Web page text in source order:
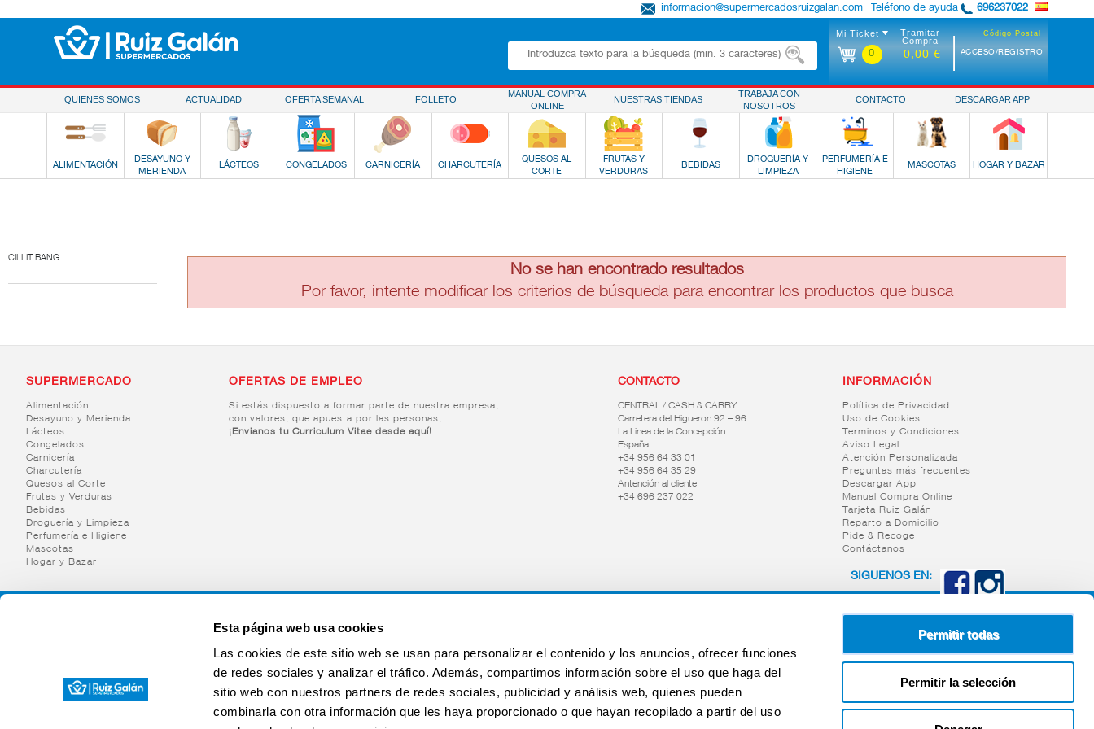
Esta página web usa cookies
Las cookies de este sitio web se usan para personalizar el contenido y los anuncios, ofrecer funciones
de redes sociales y analizar el tráfico. Además, compartimos información sobre el uso que haga del
sitio web con nuestros partners de redes sociales, publicidad y análisis web, quienes pueden
combinarla con otra información que les haya proporcionado o que hayan recopilado a partir del uso
Permitir todas
Permitir la selección
Teléfono de ayuda 696237022
informacion@supermercadosruizgalan.com
Código Postal
ACCESO/REGISTRO
Mi Ticket
0
Tramitar
Compra
0,00 €
QUIENES SOMOS ACTUALIDAD OFERTA SEMANAL FOLLETO
MANUAL COMPRA
ONLINE
NUESTRAS TIENDAS
TRABAJA CON
NOSOTROS
CONTACTO DESCARGAR APP
ALIMENTACIÓN
DESAYUNO Y
MERIENDA
LÁCTEOS CONGELADOS CARNICERÍA CHARCUTERÍA
QUESOS AL
CORTE
FRUTAS Y
VERDURAS
BEBIDAS
DROGUERÍA Y
LIMPIEZA
PERFUMERÍA E
HIGIENE
MASCOTAS HOGAR Y BAZAR
CILLIT BANG
No se han encontrado resultados
Por favor, intente modificar los criterios de búsqueda para encontrar los productos que busca
SUPERMERCADO
Alimentación
Desayuno y Merienda
Lácteos
Congelados
Carnicería
Charcutería
Quesos al Corte
Frutas y Verduras
Bebidas
Droguería y Limpieza
Perfumería e Higiene
Mascotas
Hogar y Bazar
OFERTAS DE EMPLEO
Si estás dispuesto a formar parte de nuestra empresa,
con valores, que apuesta por las personas,
¡Envianos tu Curriculum Vitae desde aquí!
CONTACTO
CENTRAL / CASH & CARRY
Carretera del Higueron 92 – 96
La Linea de la Concepción
España
+34 956 64 33 01
+34 956 64 35 29
Antención al cliente
+34 696 237 022
INFORMACIÓN
Política de Privacidad
Uso de Cookies
Terminos y Condiciones
Aviso Legal
Atención Personalizada
Preguntas más frecuentes
Descargar App
Manual Compra Online
Tarjeta Ruiz Galán
Reparto a Domicilio
Pide & Recoge
Contáctanos
SIGUENOS EN: